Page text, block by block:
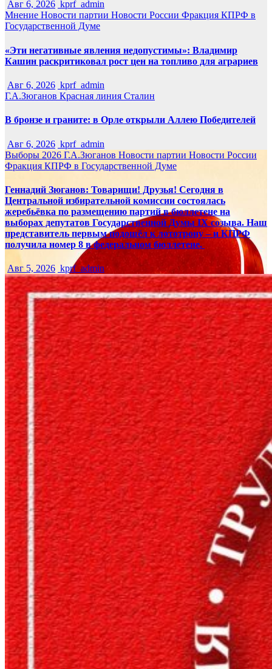
Авг 6, 2026 kprf_admin
Мнение Новости партии Новости России Фракция КПРФ в
Государственной Думе
«Эти негативные явления недопустимы»: Владимир
Кашин раскритиковал рост цен на топливо для аграриев
Авг 6, 2026 kprf_admin
Г.А.Зюганов Красная линия Сталин
В бронзе и граните: в Орле открыли Аллею Победителей
Авг 6, 2026 kprf_admin
Выборы 2026 Г.А.Зюганов Новости партии Новости России
Фракция КПРФ в Государственной Думе
Геннадий Зюганов: Товарищи! Друзья! Сегодня в
Центральной избирательной комиссии состоялась
жеребьёвка по размещению партий в бюллетене на
выборах депутатов Государственной Думы IX созыва. Наш
представитель первым подошёл к лототрону – и КПРФ
получила номер 8 в федеральном бюллетене.
Авг 5, 2026 kprf_admin